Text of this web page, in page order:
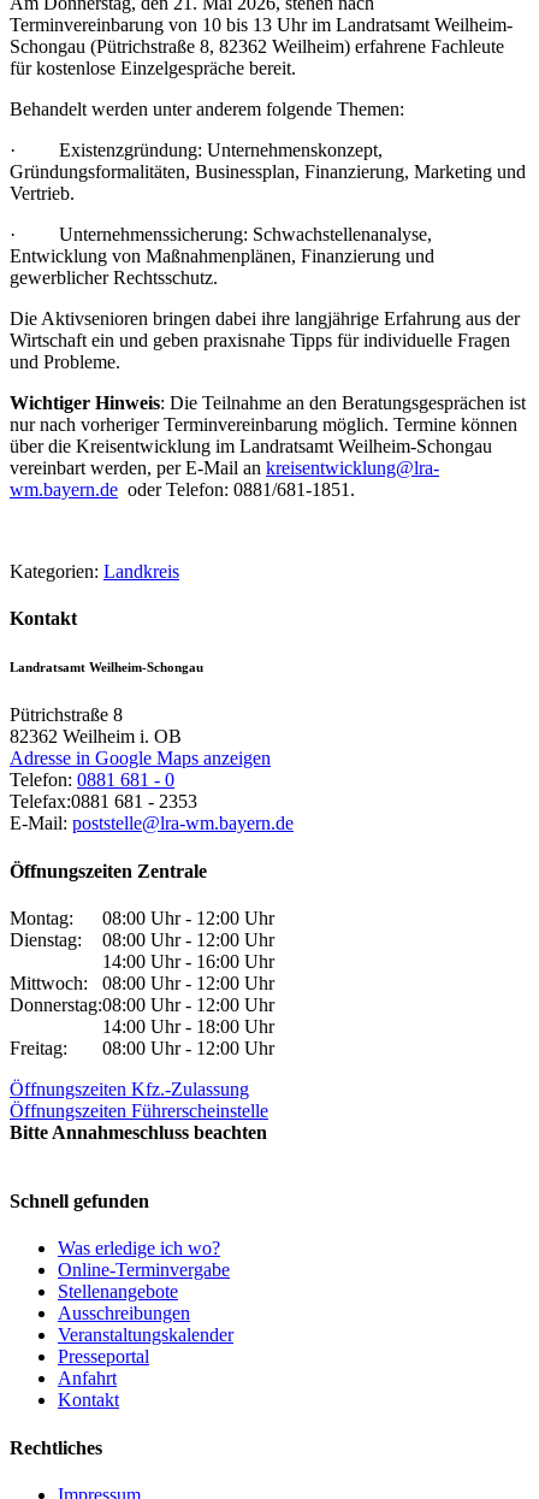
Terminvereinbarung von 10 bis 13 Uhr im Landratsamt Weilheim-
Schongau (Pütrichstraße 8, 82362 Weilheim) erfahrene Fachleute
für kostenlose Einzelgespräche bereit.
Behandelt werden unter anderem folgende Themen:
· Existenzgründung: Unternehmenskonzept,
Gründungsformalitäten, Businessplan, Finanzierung, Marketing und
Vertrieb.
· Unternehmenssicherung: Schwachstellenanalyse,
Entwicklung von Maßnahmenplänen, Finanzierung und
gewerblicher Rechtsschutz.
Die Aktivsenioren bringen dabei ihre langjährige Erfahrung aus der
Wirtschaft ein und geben praxisnahe Tipps für individuelle Fragen
und Probleme.
Wichtiger Hinweis: Die Teilnahme an den Beratungsgesprächen ist
nur nach vorheriger Terminvereinbarung möglich. Termine können
über die Kreisentwicklung im Landratsamt Weilheim-Schongau
vereinbart werden, per E-Mail an kreisentwicklung@lra-
wm.bayern.de oder Telefon: 0881/681-1851.
Kategorien: Landkreis
Kontakt
Landratsamt Weilheim-Schongau
Pütrichstraße 8
82362 Weilheim i. OB
Adresse in Google Maps anzeigen
Telefon: 0881 681 - 0
Telefax:0881 681 - 2353
E-Mail: poststelle@lra-wm.bayern.de
Öffnungszeiten Zentrale
Montag:
08:00 Uhr - 12:00 Uhr
Dienstag:
08:00 Uhr - 12:00 Uhr
14:00 Uhr - 16:00 Uhr
Mittwoch:
08:00 Uhr - 12:00 Uhr
Donnerstag:08:00 Uhr - 12:00 Uhr
14:00 Uhr - 18:00 Uhr
Freitag:
08:00 Uhr - 12:00 Uhr
Öffnungszeiten Kfz.-Zulassung
Öffnungszeiten Führerscheinstelle
Bitte Annahmeschluss beachten
Schnell gefunden
Was erledige ich wo?
Online-Terminvergabe
Stellenangebote
Ausschreibungen
Veranstaltungskalender
Presseportal
Anfahrt
Kontakt
Rechtliches
Impressum